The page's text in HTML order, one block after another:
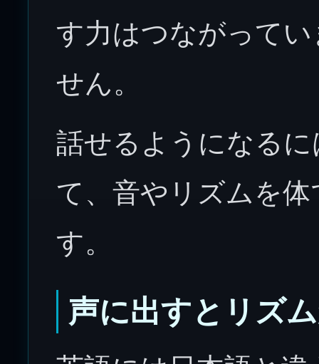
す力はつながって
せん。
話せるようになる
て、音やリズムを
す。
声に出すとリズ